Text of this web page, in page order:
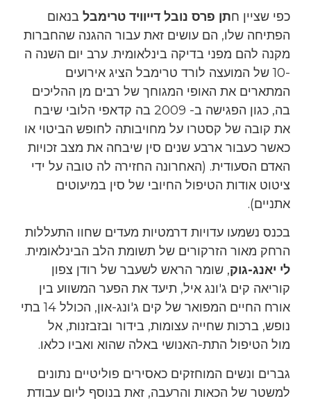
כפי שציין חתן פרס נובל דייוויד טרימבל בנאום
הפתיחה שלו, הם עושים זאת עבור ההגנה שהחברות
מקנה להם מפני בדיקה בינלאומית. ערב יום השנה ה
-10 של המועצה לורד טרימבל הציג אירועים
המתארים את האופי המגוחך של רבים מן ההליכים
בה, כגון הפגישה ב- 2009 בה קדאפי הלובי שיבח
את קובה של קסטרו על מחויבותה לחופש הביטוי או
כאשר כעבור ארבע שנים סין שיבחה את מצב זכויות
האדם הסעודית. (האחרונה החזירה לה טובה על ידי
ציטוט אודות הטיפול החיובי של סין במיעוטים
אתניים).
בכנס נשמעו עדויות דרמטיות מעדים שחוו התעללות
הרחק מאור הזרקורים של תשומת הלב הבינלאומית.
לי יאנג-גוק, שומר הראש לשעבר של רודן צפון
קוריאה קים ג'ונג איל, תיעד את הפער המשווע בין
אורח החיים המפואר של קים ג'ונג-און, הכולל 14 בתי
נופש, ברכות שחייה עצומות, בידור ובזבזנות, אל
מול הטיפול התת-האנושי באלה שהוא ואביו כלאו.
גברים ונשים המוחזקים כאסירים פוליטיים נתונים
למשטר של הכאות והרעבה, זאת בנוסף ליום עבודת